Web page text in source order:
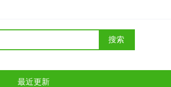
搜索
最近更新